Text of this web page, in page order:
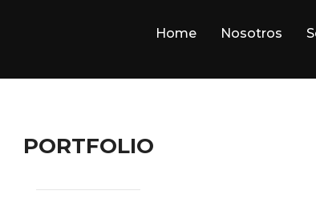
Home Nosotros
PORTFOLIO